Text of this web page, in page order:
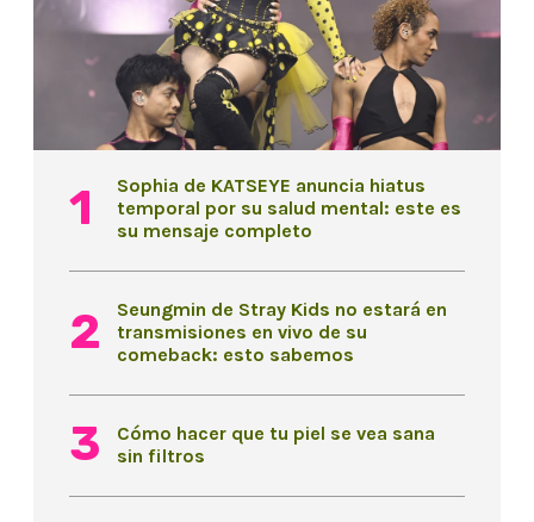
Sophia de KATSEYE anuncia hiatus
temporal por su salud mental: este es
su mensaje completo
Seungmin de Stray Kids no estará en
transmisiones en vivo de su
comeback: esto sabemos
Cómo hacer que tu piel se vea sana
sin filtros